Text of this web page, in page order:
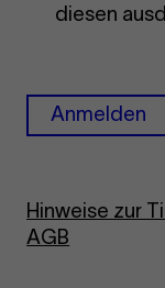
diesen
Anmelden
Hinweise zur
AGB